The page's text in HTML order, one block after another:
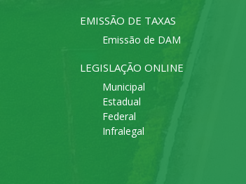
EMISSÃO DE TAXAS
Emissão de DAM
LEGISLAÇÃO ONLINE
Municipal
Estadual
Federal
Infralegal